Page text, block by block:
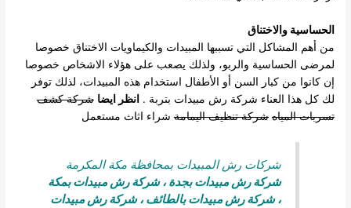
الحساسية والاختناق
من أهم المشاكل التي تسببها المبيدات والكيماويات الاختناق خصوصا
لمرضى الحساسية والربو، ولذلك يصعب على هؤلاء الاشخاص خصوصا
إن كانوا من كبار السن أو الأطفال استخدام هذه المبيدات، لذلك توفر
لك كل هذا العناء شركة رش مبيدات بتربة .انظر ايضا شركة كشف
تسربات المياه شركة تنظيف اليمامة شراء اثاث مستعمل
شركات رش المبيدات بمحافظة مكة المكرمة
شركة رش مبيدات بجدة،شركة رش مبيدات بمكة
،شركة رش مبيدات بالطائف،شركة رش مبيدات